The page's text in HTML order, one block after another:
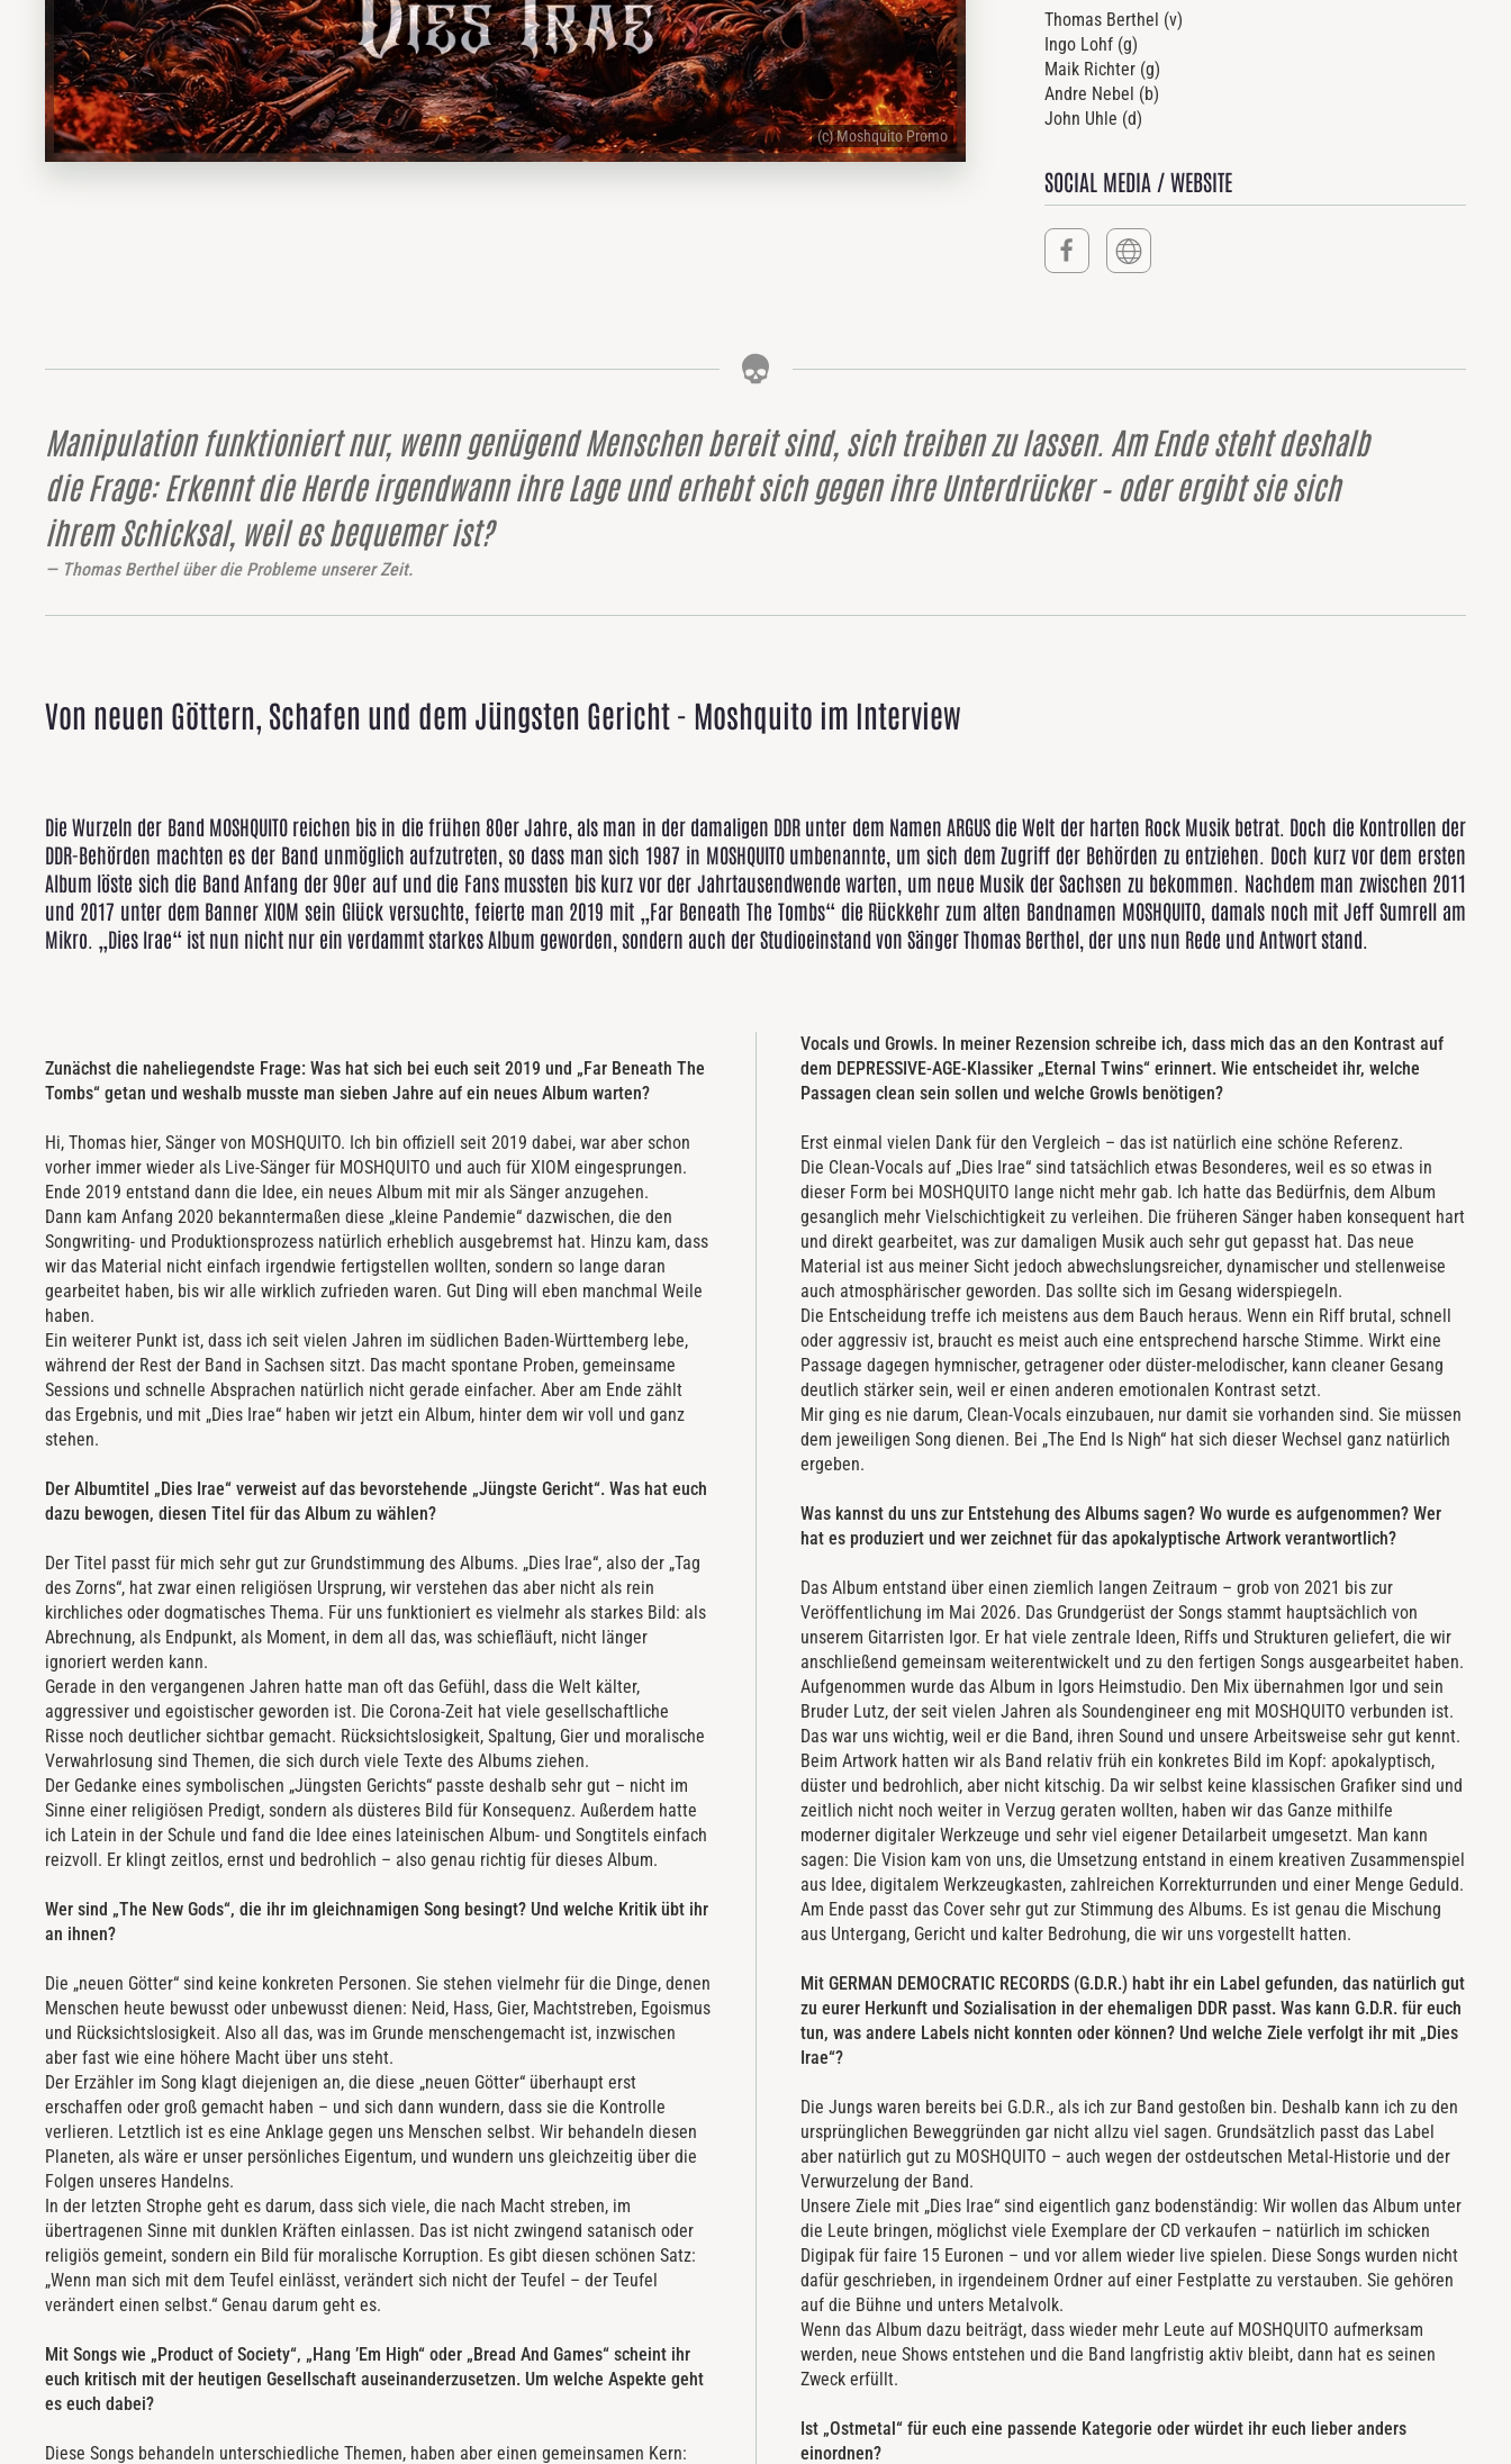
(c) Moshquito Promo
Thomas Berthel (v)
Ingo Lohf (g)
Maik Richter (g)
Andre Nebel (b)
John Uhle (d)
SOCIAL MEDIA / WEBSITE
Manipulation funktioniert nur, wenn genügend Menschen bereit sind, sich treiben zu lassen. Am Ende steht deshalb
die Frage: Erkennt die Herde irgendwann ihre Lage und erhebt sich gegen ihre Unterdrücker – oder ergibt sie sich
ihrem Schicksal, weil es bequemer ist?
Thomas Berthel über die Probleme unserer Zeit.
Von neuen Göttern, Schafen und dem Jüngsten Gericht - Moshquito im Interview
Die Wurzeln der Band MOSHQUITO reichen bis in die frühen 80er Jahre, als man in der damaligen DDR unter dem Namen ARGUS die Welt der harten Rock Musik betrat. Doch die Kontrollen der
DDR-Behörden machten es der Band unmöglich aufzutreten, so dass man sich 1987 in MOSHQUITO umbenannte, um sich dem Zugriff der Behörden zu entziehen. Doch kurz vor dem ersten
Album löste sich die Band Anfang der 90er auf und die Fans mussten bis kurz vor der Jahrtausendwende warten, um neue Musik der Sachsen zu bekommen. Nachdem man zwischen 2011
und 2017 unter dem Banner XIOM sein Glück versuchte, feierte man 2019 mit „Far Beneath The Tombs“ die Rückkehr zum alten Bandnamen MOSHQUITO, damals noch mit Jeff Sumrell am
Mikro. „Dies Irae“ ist nun nicht nur ein verdammt starkes Album geworden, sondern auch der Studioeinstand von Sänger Thomas Berthel, der uns nun Rede und Antwort stand.
Zunächst die naheliegendste Frage: Was hat sich bei euch seit 2019 und „Far Beneath The
Tombs“ getan und weshalb musste man sieben Jahre auf ein neues Album warten?
Hi, Thomas hier, Sänger von MOSHQUITO. Ich bin offiziell seit 2019 dabei, war aber schon
vorher immer wieder als Live-Sänger für MOSHQUITO und auch für XIOM eingesprungen.
Ende 2019 entstand dann die Idee, ein neues Album mit mir als Sänger anzugehen.
Dann kam Anfang 2020 bekanntermaßen diese „kleine Pandemie“ dazwischen, die den
Songwriting- und Produktionsprozess natürlich erheblich ausgebremst hat. Hinzu kam, dass
wir das Material nicht einfach irgendwie fertigstellen wollten, sondern so lange daran
gearbeitet haben, bis wir alle wirklich zufrieden waren. Gut Ding will eben manchmal Weile
haben.
Ein weiterer Punkt ist, dass ich seit vielen Jahren im südlichen Baden-Württemberg lebe,
während der Rest der Band in Sachsen sitzt. Das macht spontane Proben, gemeinsame
Sessions und schnelle Absprachen natürlich nicht gerade einfacher. Aber am Ende zählt
das Ergebnis, und mit „Dies Irae“ haben wir jetzt ein Album, hinter dem wir voll und ganz
stehen.
Der Albumtitel „Dies Irae“ verweist auf das bevorstehende „Jüngste Gericht“. Was hat euch
dazu bewogen, diesen Titel für das Album zu wählen?
Der Titel passt für mich sehr gut zur Grundstimmung des Albums. „Dies Irae“, also der „Tag
des Zorns“, hat zwar einen religiösen Ursprung, wir verstehen das aber nicht als rein
kirchliches oder dogmatisches Thema. Für uns funktioniert es vielmehr als starkes Bild: als
Abrechnung, als Endpunkt, als Moment, in dem all das, was schiefläuft, nicht länger
ignoriert werden kann.
Gerade in den vergangenen Jahren hatte man oft das Gefühl, dass die Welt kälter,
aggressiver und egoistischer geworden ist. Die Corona-Zeit hat viele gesellschaftliche
Risse noch deutlicher sichtbar gemacht. Rücksichtslosigkeit, Spaltung, Gier und moralische
Verwahrlosung sind Themen, die sich durch viele Texte des Albums ziehen.
Der Gedanke eines symbolischen „Jüngsten Gerichts“ passte deshalb sehr gut – nicht im
Sinne einer religiösen Predigt, sondern als düsteres Bild für Konsequenz. Außerdem hatte
ich Latein in der Schule und fand die Idee eines lateinischen Album- und Songtitels einfach
reizvoll. Er klingt zeitlos, ernst und bedrohlich – also genau richtig für dieses Album.
Wer sind „The New Gods“, die ihr im gleichnamigen Song besingt? Und welche Kritik übt ihr
an ihnen?
Die „neuen Götter“ sind keine konkreten Personen. Sie stehen vielmehr für die Dinge, denen
Menschen heute bewusst oder unbewusst dienen: Neid, Hass, Gier, Machtstreben, Egoismus
und Rücksichtslosigkeit. Also all das, was im Grunde menschengemacht ist, inzwischen
aber fast wie eine höhere Macht über uns steht.
Der Erzähler im Song klagt diejenigen an, die diese „neuen Götter“ überhaupt erst
erschaffen oder groß gemacht haben – und sich dann wundern, dass sie die Kontrolle
verlieren. Letztlich ist es eine Anklage gegen uns Menschen selbst. Wir behandeln diesen
Planeten, als wäre er unser persönliches Eigentum, und wundern uns gleichzeitig über die
Folgen unseres Handelns.
In der letzten Strophe geht es darum, dass sich viele, die nach Macht streben, im
übertragenen Sinne mit dunklen Kräften einlassen. Das ist nicht zwingend satanisch oder
religiös gemeint, sondern ein Bild für moralische Korruption. Es gibt diesen schönen Satz:
„Wenn man sich mit dem Teufel einlässt, verändert sich nicht der Teufel – der Teufel
verändert einen selbst.“ Genau darum geht es.
Mit Songs wie „Product of Society“, „Hang ’Em High“ oder „Bread And Games“ scheint ihr
euch kritisch mit der heutigen Gesellschaft auseinanderzusetzen. Um welche Aspekte geht
es euch dabei?
Diese Songs behandeln unterschiedliche Themen, haben aber einen gemeinsamen Kern:
Vocals und Growls. In meiner Rezension schreibe ich, dass mich das an den Kontrast auf
dem DEPRESSIVE-AGE-Klassiker „Eternal Twins“ erinnert. Wie entscheidet ihr, welche
Passagen clean sein sollen und welche Growls benötigen?
Erst einmal vielen Dank für den Vergleich – das ist natürlich eine schöne Referenz.
Die Clean-Vocals auf „Dies Irae“ sind tatsächlich etwas Besonderes, weil es so etwas in
dieser Form bei MOSHQUITO lange nicht mehr gab. Ich hatte das Bedürfnis, dem Album
gesanglich mehr Vielschichtigkeit zu verleihen. Die früheren Sänger haben konsequent hart
und direkt gearbeitet, was zur damaligen Musik auch sehr gut gepasst hat. Das neue
Material ist aus meiner Sicht jedoch abwechslungsreicher, dynamischer und stellenweise
auch atmosphärischer geworden. Das sollte sich im Gesang widerspiegeln.
Die Entscheidung treffe ich meistens aus dem Bauch heraus. Wenn ein Riff brutal, schnell
oder aggressiv ist, braucht es meist auch eine entsprechend harsche Stimme. Wirkt eine
Passage dagegen hymnischer, getragener oder düster-melodischer, kann cleaner Gesang
deutlich stärker sein, weil er einen anderen emotionalen Kontrast setzt.
Mir ging es nie darum, Clean-Vocals einzubauen, nur damit sie vorhanden sind. Sie müssen
dem jeweiligen Song dienen. Bei „The End Is Nigh“ hat sich dieser Wechsel ganz natürlich
ergeben.
Was kannst du uns zur Entstehung des Albums sagen? Wo wurde es aufgenommen? Wer
hat es produziert und wer zeichnet für das apokalyptische Artwork verantwortlich?
Das Album entstand über einen ziemlich langen Zeitraum – grob von 2021 bis zur
Veröffentlichung im Mai 2026. Das Grundgerüst der Songs stammt hauptsächlich von
unserem Gitarristen Igor. Er hat viele zentrale Ideen, Riffs und Strukturen geliefert, die wir
anschließend gemeinsam weiterentwickelt und zu den fertigen Songs ausgearbeitet haben.
Aufgenommen wurde das Album in Igors Heimstudio. Den Mix übernahmen Igor und sein
Bruder Lutz, der seit vielen Jahren als Soundengineer eng mit MOSHQUITO verbunden ist.
Das war uns wichtig, weil er die Band, ihren Sound und unsere Arbeitsweise sehr gut kennt.
Beim Artwork hatten wir als Band relativ früh ein konkretes Bild im Kopf: apokalyptisch,
düster und bedrohlich, aber nicht kitschig. Da wir selbst keine klassischen Grafiker sind und
zeitlich nicht noch weiter in Verzug geraten wollten, haben wir das Ganze mithilfe
moderner digitaler Werkzeuge und sehr viel eigener Detailarbeit umgesetzt. Man kann
sagen: Die Vision kam von uns, die Umsetzung entstand in einem kreativen Zusammenspiel
aus Idee, digitalem Werkzeugkasten, zahlreichen Korrekturrunden und einer Menge Geduld.
Am Ende passt das Cover sehr gut zur Stimmung des Albums. Es ist genau die Mischung
aus Untergang, Gericht und kalter Bedrohung, die wir uns vorgestellt hatten.
Mit GERMAN DEMOCRATIC RECORDS (G.D.R.) habt ihr ein Label gefunden, das natürlich gut
zu eurer Herkunft und Sozialisation in der ehemaligen DDR passt. Was kann G.D.R. für euch
tun, was andere Labels nicht konnten oder können? Und welche Ziele verfolgt ihr mit „Dies
Irae“?
Die Jungs waren bereits bei G.D.R., als ich zur Band gestoßen bin. Deshalb kann ich zu den
ursprünglichen Beweggründen gar nicht allzu viel sagen. Grundsätzlich passt das Label
aber natürlich gut zu MOSHQUITO – auch wegen der ostdeutschen Metal-Historie und der
Verwurzelung der Band.
Unsere Ziele mit „Dies Irae“ sind eigentlich ganz bodenständig: Wir wollen das Album unter
die Leute bringen, möglichst viele Exemplare der CD verkaufen – natürlich im schicken
Digipak für faire 15 Euronen – und vor allem wieder live spielen. Diese Songs wurden nicht
dafür geschrieben, in irgendeinem Ordner auf einer Festplatte zu verstauben. Sie gehören
auf die Bühne und unters Metalvolk.
Wenn das Album dazu beiträgt, dass wieder mehr Leute auf MOSHQUITO aufmerksam
werden, neue Shows entstehen und die Band langfristig aktiv bleibt, dann hat es seinen
Zweck erfüllt.
Ist „Ostmetal“ für euch eine passende Kategorie oder würdet ihr euch lieber anders
einordnen?